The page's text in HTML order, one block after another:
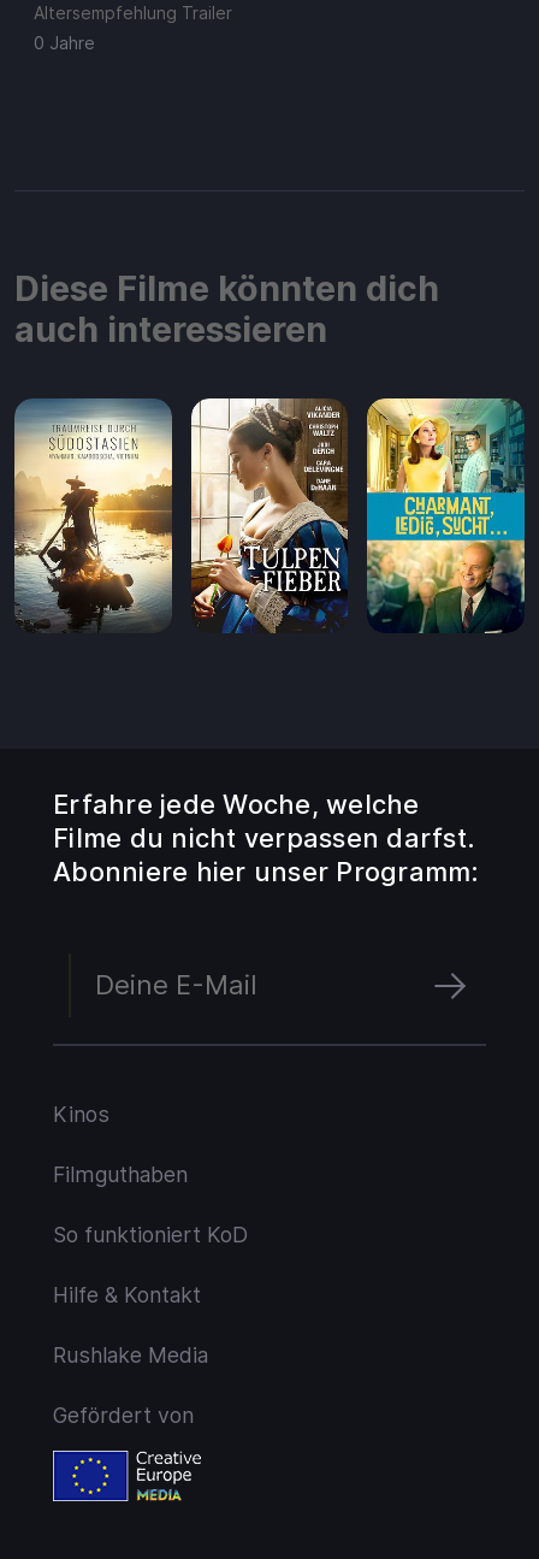
Altersempfehlung Trailer
0 Jahre
Diese Filme könnten dich
auch interessieren
Erfahre jede Woche, welche
Filme du nicht verpassen darfst.
Abonniere hier unser Programm:
Kinos
Filmguthaben
So funktioniert KoD
Hilfe & Kontakt
Rushlake Media
Gefördert von